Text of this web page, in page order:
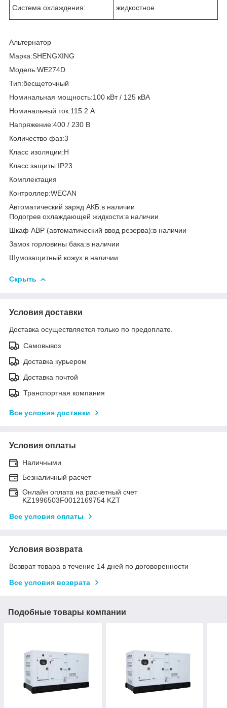
Система охлаждения: жидкостное
Альтернатор
Марка:SHENGXING
Модель:WE274D
Тип:бесщеточный
Номинальная мощность:100 кВт / 125 кВА
Номинальный ток:115.2 А
Напряжение:400 / 230 В
Количество фаз:3
Класс изоляции:Н
Класс защиты:IP23
Комплектация
Контроллер:WECAN
Автоматический заряд АКБ:в наличии
Подогрев охлаждающей жидкости:в наличии
Шкаф АВР (автоматический ввод резерва):в наличии
Замок горловины бака:в наличии
Шумозащитный кожух:в наличии
Скрыть
Условия доставки
Доставка осуществляется только по предоплате.
Самовывоз
Доставка курьером
Доставка почтой
Транспортная компания
Все условия доставки
Условия оплаты
Наличными
Безналичный расчет
Онлайн оплата на расчетный счет
KZ1996503F0012169754 KZT
Все условия оплаты
Условия возврата
Возврат товара в течение 14 дней по договоренности
Все условия возврата
Подобные товары компании